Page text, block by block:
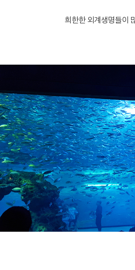
희한한 외계생명들이